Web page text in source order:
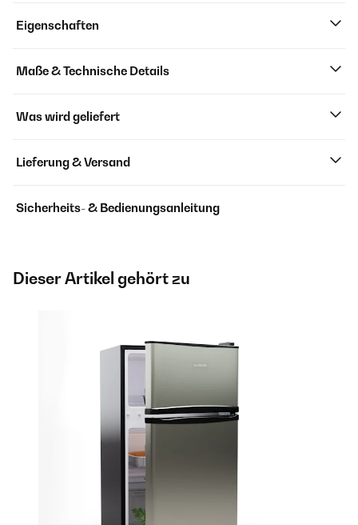
Eigenschaften
Maße & Technische Details
Was wird geliefert
Lieferung & Versand
Sicherheits- & Bedienungsanleitung
Dieser Artikel gehört zu